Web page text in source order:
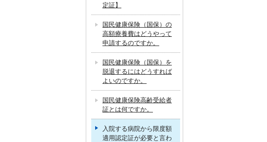
定証】
国民健康保険（国保）の
高額療養費はどうやって
申請するのですか。
国民健康保険（国保）を
脱退するにはどうすれば
よいのですか。
国民健康保険高齢受給者
証とは何ですか。
入院する病院から限度額
適用認定証が必要と言わ